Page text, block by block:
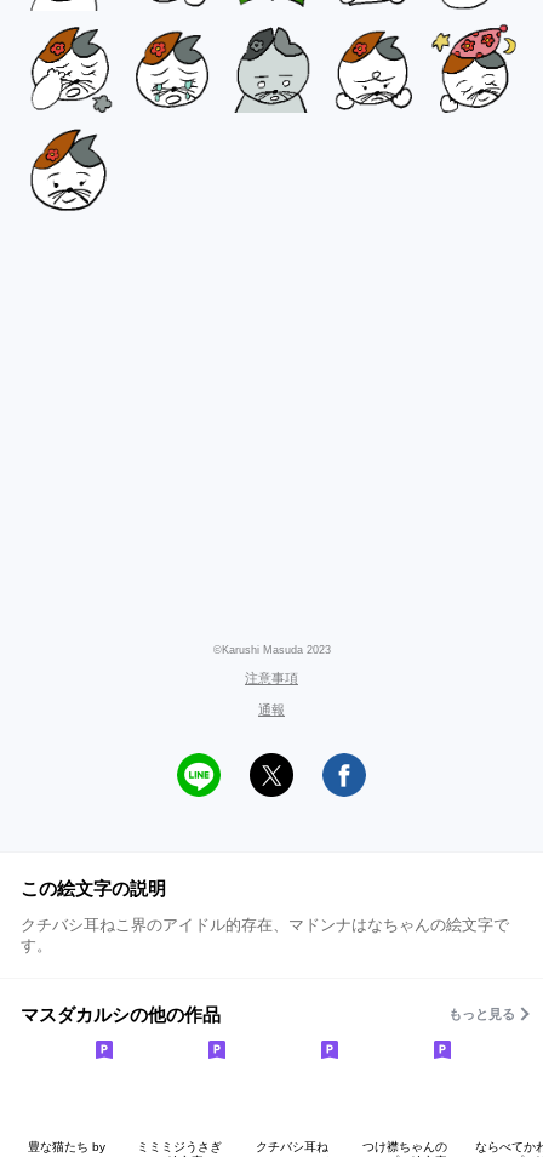
©Karushi Masuda 2023
注意事項
通報
この絵文字の説明
クチバシ耳ねこ界のアイドル的存在、マドンナはなちゃんの絵文字で
す。
マスダカルシの他の作品 もっと見る
豊な猫たち by
ミミミジうさぎ
クチバシ耳ね
つけ襟ちゃんの
ならべてか